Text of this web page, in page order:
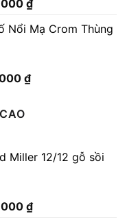
₫.
₫Giá
tại
Nổi Mạ Crom Thùng
₫.
₫Giá
Miller 12/12 gỗ sồi
₫Giá